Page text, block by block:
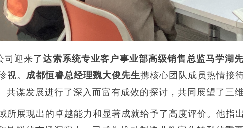
司迎来了达索系统专业客户事业部高级销售总监马学湖
。 成都恒睿总经理魏大俊先生携核心团队成员热情接
谋发展进行了深入而富有成效的探讨，共同展望了三
所展现出的卓越能力和显著成就给予了高度评价。他指